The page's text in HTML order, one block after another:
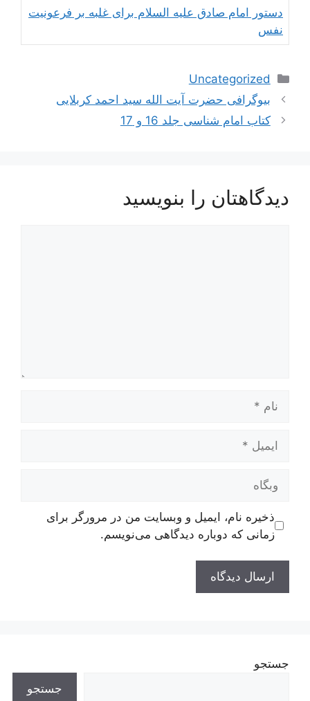
دستور امام صادق علیه السلام برای غلبه بر فرعونیت
نفس
دسته‌ها
Uncategorized
ناوبری
نوشته‌ها
بیوگرافی حضرت آیت الله سید احمد کربلایی
کتاب امام شناسی جلد 16 و 17
دیدگاهتان را بنویسید
وبگاه
ذخیره نام، ایمیل و وبسایت من در مرورگر برای
زمانی که دوباره دیدگاهی می‌نویسم.
جستجو
جستجو